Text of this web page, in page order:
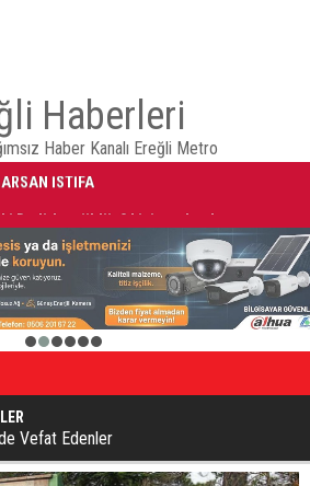
Haberleri
Haber Kanalı Ereğli Metro
İSTİFA
2 3 4 5 6
Vefat Edenler